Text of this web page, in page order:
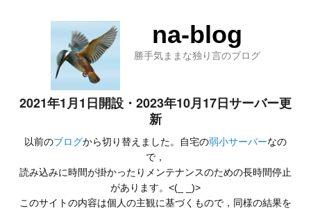
na-blog
勝手気ままな独り言のブログ
2021年1月1日開設・2023年10月17日サーバー更
新
以前のブログから切り替えました。自宅の弱小サーバーなの
で，
読み込みに時間が掛かったりメンテナンスのための長時間停止
があります。<(_ _)>
このサイトの内容は個人の主観に基づくもので，同様の結果を